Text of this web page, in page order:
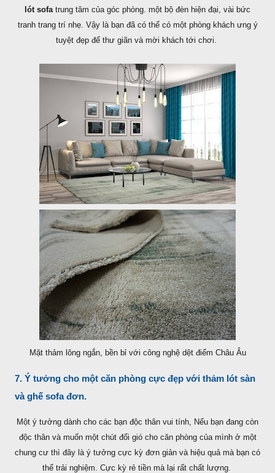
lót sofatrung tâm của góc phòng. một bộ đèn hiện đại, vài bức
tranh trang trí nhẹ. Vậy là bạn đã có thể có một phòng khách ưng ý
tuyệt đẹp để thư giãn và mời khách tới chơi.
Mặt thảm lông ngắn, bền bỉ với công nghệ dệt điểm Châu Âu
7. Ý tưởng cho một căn phòng cực đẹp với thảm lót sàn
và ghế sofa đơn.
Một ý tưởng dành cho các bạn độc thân vui tính, Nếu bạn đang còn
độc thân và muốn một chút đổi gió cho căn phòng của mình ở một
chung cư thì đây là ý tưởng cực kỳ đơn giản và hiệu quả mà bạn có
thể trải nghiệm. Cực kỳ rẻ tiền mà lại rất chất lượng.